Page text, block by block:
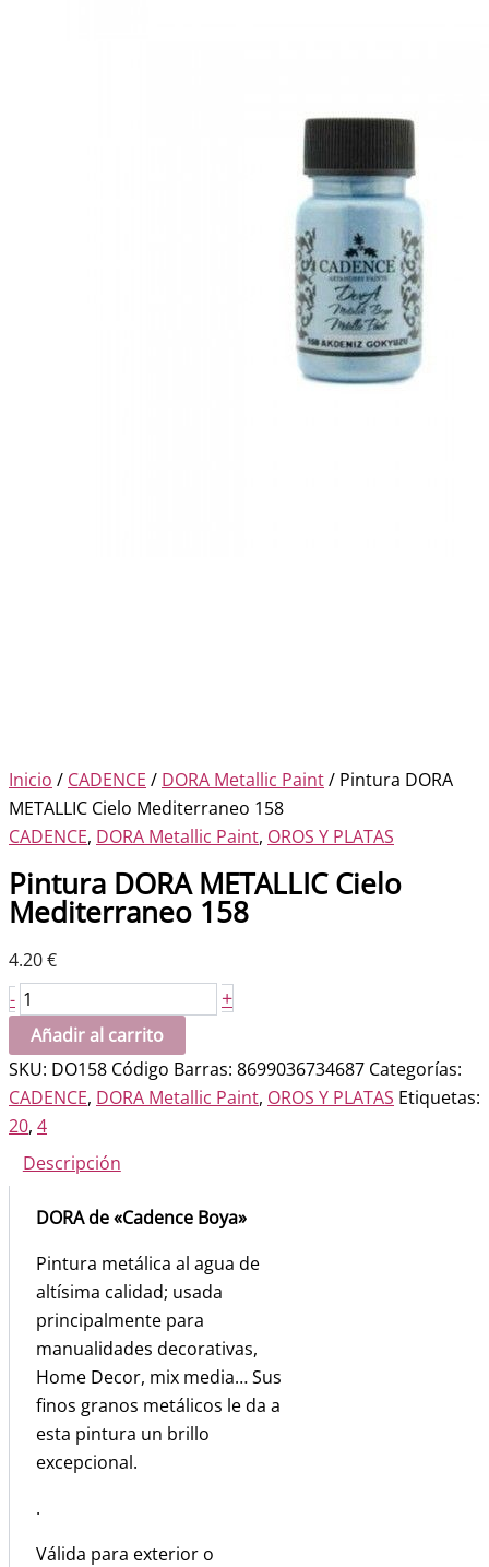
Inicio / CADENCE / DORA Metallic Paint/ Pintura DORA
METALLIC Cielo Mediterraneo 158
CADENCE, DORA Metallic Paint, OROS Y PLATAS
Pintura DORA METALLIC Cielo
Mediterraneo 158
4.20€
- Pintura
DORA
METALLIC
Cielo
Mediterraneo
158
cantidad
+
Añadir al carrito
SKU: DO158 Código Barras: 8699036734687 Categorías:
CADENCE, DORA Metallic Paint, OROS Y PLATAS Etiquetas:
20, 4
Descripción
DORA de «Cadence Boya»
Pintura metálica al agua de
altísima calidad; usada
principalmente para
manualidades decorativas,
Home Decor, mix media… Sus
finos granos metálicos le da a
esta pintura un brillo
excepcional.
.
Válida para exterior o